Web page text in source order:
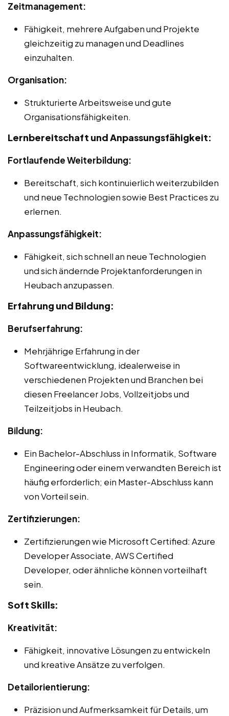
Zeitmanagement:
Fähigkeit, mehrere Aufgaben und Projekte
gleichzeitig zu managen und Deadlines
einzuhalten.
Organisation:
Strukturierte Arbeitsweise und gute
Organisationsfähigkeiten.
Lernbereitschaft und Anpassungsfähigkeit:
Fortlaufende Weiterbildung:
Bereitschaft, sich kontinuierlich weiterzubilden
und neue Technologien sowie Best Practices zu
erlernen.
Anpassungsfähigkeit:
Fähigkeit, sich schnell an neue Technologien
und sich ändernde Projektanforderungen in
Heubach anzupassen.
Erfahrung und Bildung:
Berufserfahrung:
Mehrjährige Erfahrung in der
Softwareentwicklung, idealerweise in
verschiedenen Projekten und Branchen bei
diesen Freelancer Jobs, Vollzeitjobs und
Teilzeitjobs in Heubach.
Bildung:
Ein Bachelor-Abschluss in Informatik, Software
Engineering oder einem verwandten Bereich ist
häufig erforderlich; ein Master-Abschluss kann
von Vorteil sein.
Zertifizierungen:
Zertifizierungen wie Microsoft Certified: Azure
Developer Associate, AWS Certified
Developer, oder ähnliche können vorteilhaft
sein.
Soft Skills:
Kreativität:
Fähigkeit, innovative Lösungen zu entwickeln
und kreative Ansätze zu verfolgen.
Detailorientierung:
Präzision und Aufmerksamkeit für Details, um